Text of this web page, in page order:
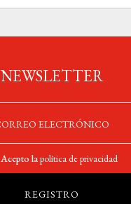
NEWSLETTER
Acepto lapolítica de privacidad